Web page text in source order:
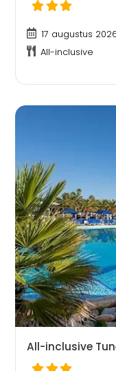
17 augustus
All-inclusive
All-inclusive